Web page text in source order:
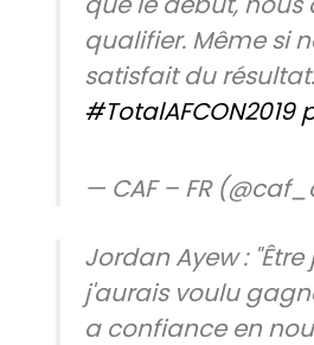
qualifier. Même si
satisfait du
#TotalAFCON2019
— CAF – FR
Jordan Ayew :
j'aurais voulu
a confiance en